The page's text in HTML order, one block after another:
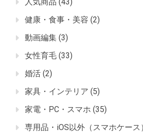
健康・食事・美容 (2)
動画編集 (3)
女性育毛 (33)
婚活 (2)
家具・インテリア (5)
家電・PC・スマホ (35)
専用品・iOS以外（スマホケース